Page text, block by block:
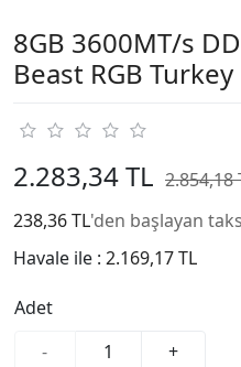
8GB 3600MT/s
Beast RGB Turkey
2.283,34 TL 2.854,18
238,36 TL'den başlayan
Havale ile : 2.169,17 TL
Adet
-
+